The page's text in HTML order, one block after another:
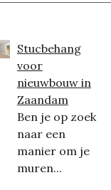
Stucbehang
voor
nieuwbouw in
Zaandam
Ben je op zoek
naar een
manier om je
muren...